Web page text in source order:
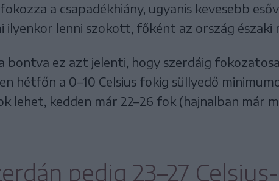
a csapadékhiány, ugyanis kevesebb
ilyenkor lenni szokott, főként az ország északi
bontva ez azt jelenti, hogy szerdáig
hétfőn a 0–10 Celsius fokig süllyedő
lehet, kedden már 22–26 fok (hajnalban már
pedig 23–27